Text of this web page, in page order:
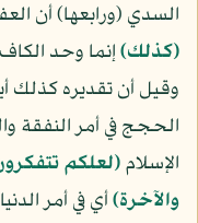
السدي (ورابعها) أن
﴿كذلك﴾إنما وحد
وقيل أن تقديره كذلك
الحجج في أمر النفقة
الإسلام﴿لعلكم
والآخرة﴾أي في أمر